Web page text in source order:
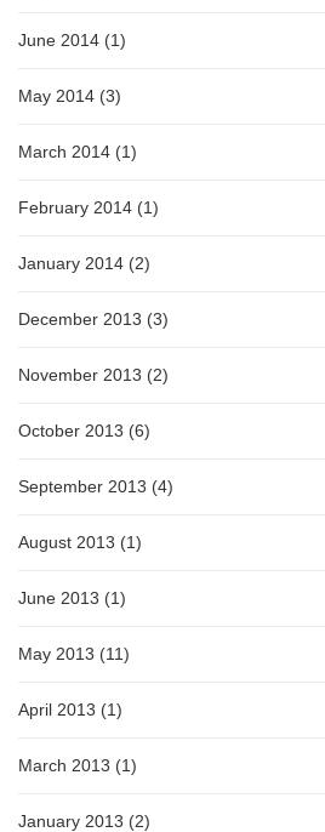
June 2014 (1)
May 2014 (3)
March 2014 (1)
February 2014 (1)
January 2014 (2)
December 2013 (3)
November 2013 (2)
October 2013 (6)
September 2013 (4)
August 2013 (1)
June 2013 (1)
May 2013 (11)
April 2013 (1)
March 2013 (1)
January 2013 (2)